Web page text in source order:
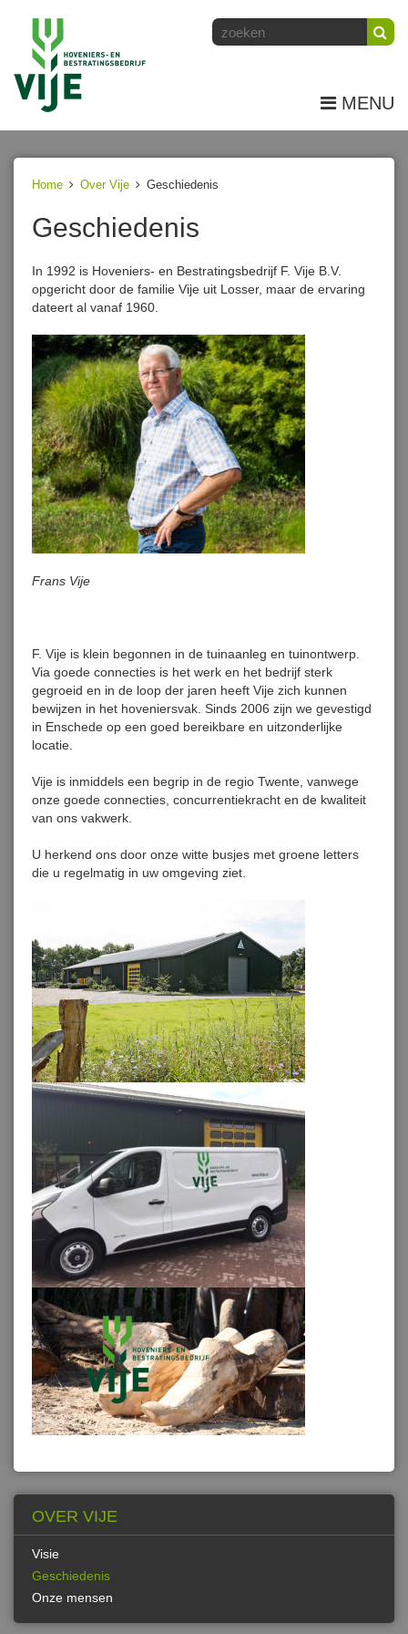
MENU
Home Over Vije Geschiedenis
Geschiedenis
In 1992 is Hoveniers- en Bestratingsbedrijf F. Vije B.V.
opgericht door de familie Vije uit Losser, maar de ervaring
dateert al vanaf 1960.
Frans Vije
F. Vije is klein begonnen in de tuinaanleg en tuinontwerp.
Via goede connecties is het werk en het bedrijf sterk
gegroeid en in de loop der jaren heeft Vije zich kunnen
bewijzen in het hoveniersvak. Sinds 2006 zijn we gevestigd
in Enschede op een goed bereikbare en uitzonderlijke
locatie.
Vije is inmiddels een begrip in de regio Twente, vanwege
onze goede connecties, concurrentiekracht en de kwaliteit
van ons vakwerk.
U herkend ons door onze witte busjes met groene letters
die u regelmatig in uw omgeving ziet.
OVER VIJE
Visie
Geschiedenis
Onze mensen